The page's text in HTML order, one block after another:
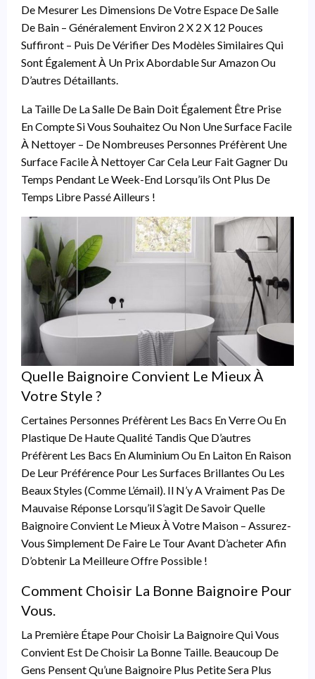
De Mesurer Les Dimensions De Votre Espace De Salle
De Bain – Généralement Environ 2 X 2 X 12 Pouces
Suffiront – Puis De Vérifier Des Modèles Similaires Qui
Sont Également À Un Prix Abordable Sur Amazon Ou
D’autres Détaillants.
La Taille De La Salle De Bain Doit Également Être Prise
En Compte Si Vous Souhaitez Ou Non Une Surface Facile
À Nettoyer – De Nombreuses Personnes Préfèrent Une
Surface Facile À Nettoyer Car Cela Leur Fait Gagner Du
Temps Pendant Le Week-End Lorsqu’ils Ont Plus De
Temps Libre Passé Ailleurs !
Quelle Baignoire Convient Le Mieux À
Votre Style ?
Certaines Personnes Préfèrent Les Bacs En Verre Ou En
Plastique De Haute Qualité Tandis Que D’autres
Préfèrent Les Bacs En Aluminium Ou En Laiton En Raison
De Leur Préférence Pour Les Surfaces Brillantes Ou Les
Beaux Styles (comme L’émail). Il N’y A Vraiment Pas De
Mauvaise Réponse Lorsqu’il S’agit De Savoir Quelle
Baignoire Convient Le Mieux À Votre Maison – Assurez-
Vous Simplement De Faire Le Tour Avant D’acheter Afin
D’obtenir La Meilleure Offre Possible !
Comment Choisir La Bonne Baignoire Pour
Vous.
La Première Étape Pour Choisir La Baignoire Qui Vous
Convient Est De Choisir La Bonne Taille. Beaucoup De
Gens Pensent Qu’une Baignoire Plus Petite Sera Plus